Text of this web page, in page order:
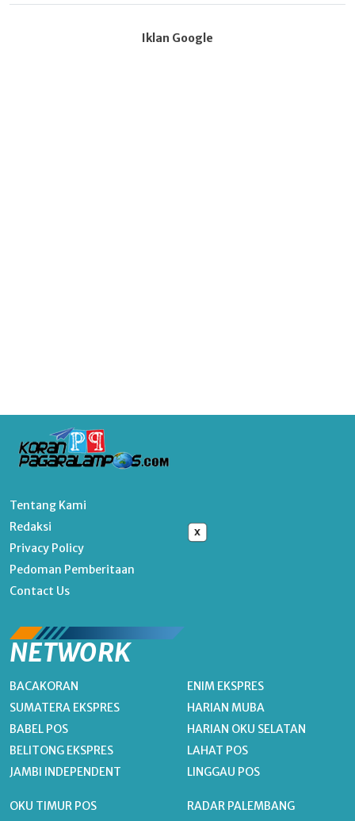
x
Iklan Google
Tentang Kami
Redaksi
Privacy Policy
Pedoman Pemberitaan
Contact Us
NETWORK
BACAKORAN
SUMATERA EKSPRES
BABEL POS
BELITONG EKSPRES
JAMBI INDEPENDENT
ENIM EKSPRES
HARIAN MUBA
HARIAN OKU SELATAN
LAHAT POS
LINGGAU POS
OKU TIMUR POS
RADAR PALEMBANG